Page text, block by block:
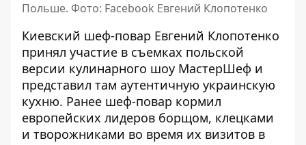
Польше. Фото: Facebook Евгений Клопотенко
Киевский шеф-повар Евгений Клопотенко
принял участие в съемках польской
версии кулинарного шоу МастерШеф и
представил там аутентичную украинскую
кухню. Ранее шеф-повар кормил
европейских лидеров борщом, клецками
и творожниками во время их визитов в